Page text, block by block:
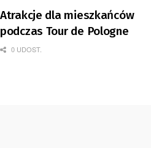
Atrakcje dla mieszkańców
podczas Tour de Pologne
0 UDOST.